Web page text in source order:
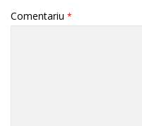
Comentariu *